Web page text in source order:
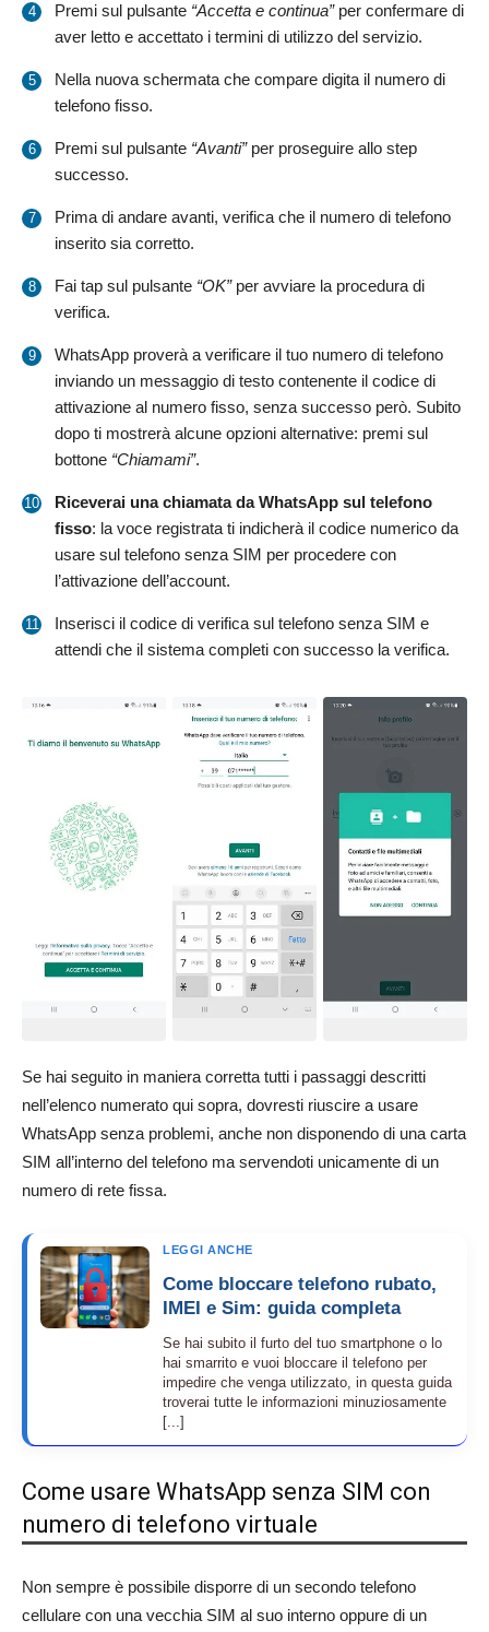
Premi sul pulsante “Accetta e continua”per confermare di
aver letto e accettato i termini di utilizzo del servizio.
Nella nuova schermata che compare digita il numero di
telefono fisso.
Premi sul pulsante “Avanti”per proseguire allo step
successo.
Prima di andare avanti, verifica che il numero di telefono
inserito sia corretto.
Fai tap sul pulsante “OK”per avviare la procedura di
verifica.
WhatsApp proverà a verificare il tuo numero di telefono
inviando un messaggio di testo contenente il codice di
attivazione al numero fisso, senza successo però. Subito
dopo ti mostrerà alcune opzioni alternative: premi sul
bottone “Chiamami”.
Riceverai una chiamata da WhatsApp sul telefono
fisso: la voce registrata ti indicherà il codice numerico da
usare sul telefono senza SIM per procedere con
l’attivazione dell’account.
Inserisci il codice di verifica sul telefono senza SIM e
attendi che il sistema completi con successo la verifica.
Se hai seguito in maniera corretta tutti i passaggi descritti
nell’elenco numerato qui sopra, dovresti riuscire a usare
WhatsApp senza problemi, anche non disponendo di una carta
SIM all’interno del telefono ma servendoti unicamente di un
numero di rete fissa.
LEGGI ANCHE
Come bloccare telefono rubato,
IMEI e Sim: guida completa
Se hai subito il furto del tuo smartphone o lo
hai smarrito e vuoi bloccare il telefono per
impedire che venga utilizzato, in questa guida
troverai tutte le informazioni minuziosamente
[...]
Come usare WhatsApp senza SIM con
numero di telefono virtuale
Non sempre è possibile disporre di un secondo telefono
cellulare con una vecchia SIM al suo interno oppure di un